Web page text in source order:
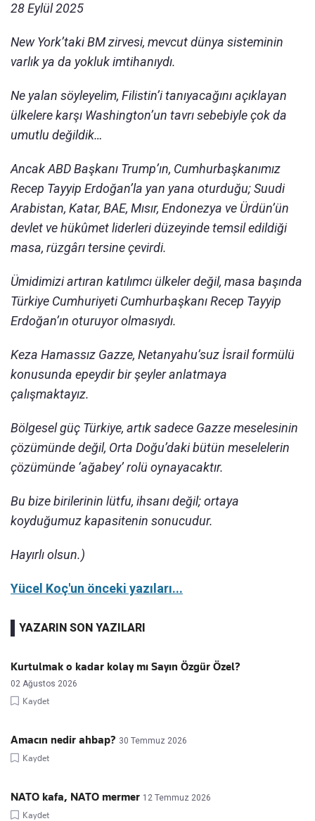
28 Eylül 2025
New York’taki BM zirvesi, mevcut dünya sisteminin
varlık ya da yokluk imtihanıydı.
Ne yalan söyleyelim, Filistin’i tanıyacağını açıklayan
ülkelere karşı Washington’un tavrı sebebiyle çok da
umutlu değildik…
Ancak ABD Başkanı Trump’ın, Cumhurbaşkanımız
Recep Tayyip Erdoğan’la yan yana oturduğu; Suudi
Arabistan, Katar, BAE, Mısır, Endonezya ve Ürdün’ün
devlet ve hükûmet liderleri düzeyinde temsil edildiği
masa, rüzgârı tersine çevirdi.
Ümidimizi artıran katılımcı ülkeler değil, masa başında
Türkiye Cumhuriyeti Cumhurbaşkanı Recep Tayyip
Erdoğan’ın oturuyor olmasıydı.
Keza Hamassız Gazze, Netanyahu’suz İsrail formülü
konusunda epeydir bir şeyler anlatmaya
çalışmaktayız.
Bölgesel güç Türkiye, artık sadece Gazze meselesinin
çözümünde değil, Orta Doğu’daki bütün meselelerin
çözümünde ‘ağabey’ rolü oynayacaktır.
Bu bize birilerinin lütfu, ihsanı değil; ortaya
koyduğumuz kapasitenin sonucudur.
Hayırlı olsun.)
Yücel Koç'un önceki yazıları...
YAZARIN SON YAZILARI
Kurtulmak o kadar kolay mı Sayın Özgür Özel?
02 Ağustos 2026
Kaydet
Amacın nedir ahbap? 30 Temmuz 2026
Kaydet
NATO kafa, NATO mermer 12 Temmuz 2026
Kaydet